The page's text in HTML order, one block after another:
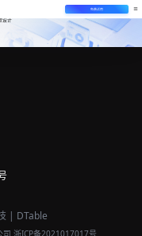
免费试用
设计
| DTable
司 浙ICP备2021017017号